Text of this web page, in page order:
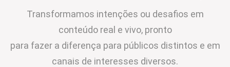
Transformamos intenções ou desafios em
conteúdo real e vivo, pronto
para fazer a diferença para públicos distintos e em
canais de interesses diversos.